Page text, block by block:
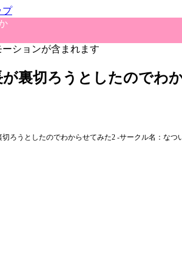
プ
ションが含まれます
裏切ろうとしたのでわ
ろうとしたのでわからせてみた2 ‐サークル名：なつ